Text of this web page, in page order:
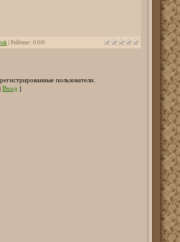
|Рейтинг: 0.0/0
пользователи.
| Вход ]